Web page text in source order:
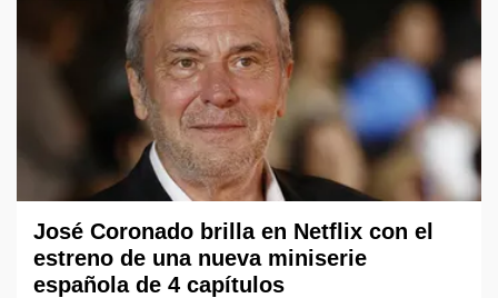
José Coronado brilla en Netflix con el
estreno de una nueva miniserie
española de 4 capítulos